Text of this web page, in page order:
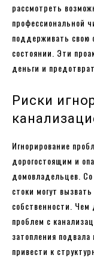
рассмотреть
профессиональной
поддерживать свою
состоянии. Эти
деньги и
Риски
Игнорирование
дорогостоящим и
домовладельцев.
стоки могут
собственности.
проблем с
затопления
привести к